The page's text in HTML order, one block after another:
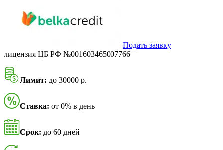
Подать заявку
лицензия ЦБ РФ №001603465007766
Лимит: до 30000 р.
Ставка: от 0% в день
Срок: до 60 дней